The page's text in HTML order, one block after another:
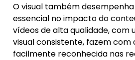
O visual também
essencial no impacto do
vídeos de alta qualidade, com
visual consistente, fazem com
facilmente reconhecida nas